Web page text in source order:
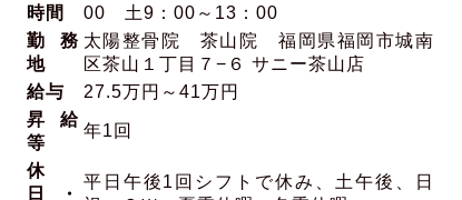
時間
00 土9：00～13：00
勤務
地
太陽整骨院 茶山院 福岡県福岡市城南
区茶山１丁目７−６ サニー茶山店
給与
27.5万円～41万円
昇給
等
年1回
休
日・
平日午後1回シフトで休み、土午後、日